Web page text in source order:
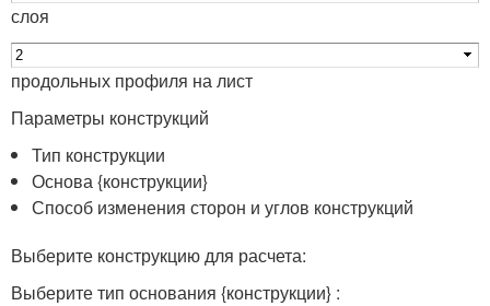
слоя
продольных профиля на лист
Параметры конструкций
Тип конструкции
Основа {конструкции}
Способ изменения сторон и углов конструкций
Выберите конструкцию для расчета:
Выберите тип основания {конструкции} :